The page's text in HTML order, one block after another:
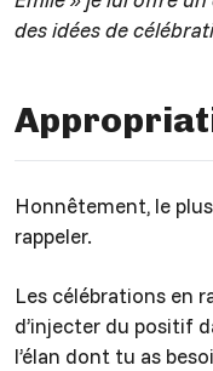
des idées de
Honnêtement, le plus
rappeler.
Les célébrations en
d’injecter du positif
l’élan dont tu as